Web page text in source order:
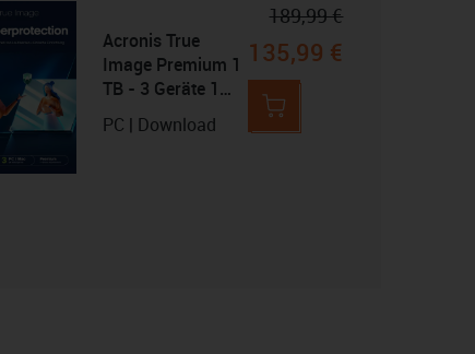
Acronis True
Image Premium 1
TB - 3 Geräte 1
Jahr
PC | Download
135,99 €
189,99 €